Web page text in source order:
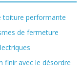
toiture performante
de fermeture
finir avec le désordre